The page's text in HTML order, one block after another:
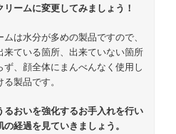
リームに変更してみましょう！
ムは水分が多めの製品ですので、
来ている箇所、出来ていない箇所
ず、顔全体にまんべんなく使用し
製品です。
るおいを強化するお手入れを行い
の経過を見ていきましょう。